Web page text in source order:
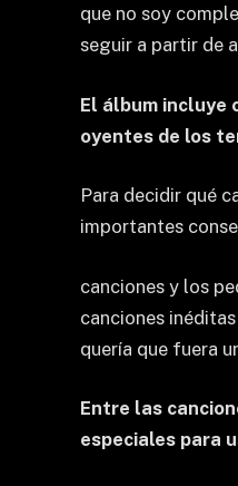
que no soy
seguir a partir de
El álbum incluye
oyentes de los
Para decidir qué
importantes
canciones y los
canciones
quería que fuera
Entre las
especiales para